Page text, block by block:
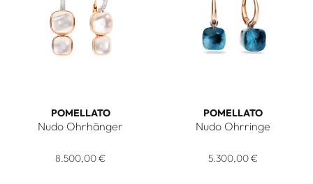
POMELLATO
Nudo Ohrhänger
8.500,00 €
POMELLATO
Nudo Ohrringe
5.300,00 €